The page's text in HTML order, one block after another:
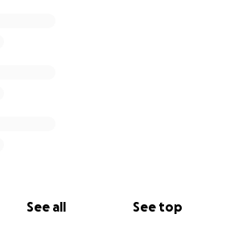
See all See top